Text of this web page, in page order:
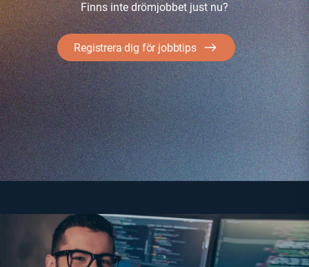
Finns inte drömjobbet just nu?
Registrera dig för jobbtips